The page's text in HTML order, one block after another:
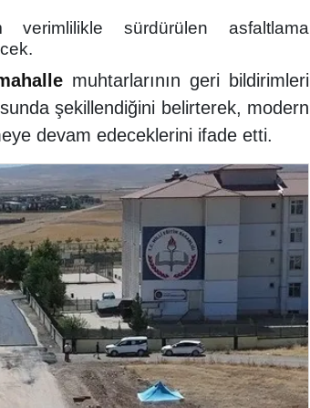
verimlilikle sürdürülen asfaltlama
muhtarlarının geri bildirimleri
şekillendiğini belirterek, modern
devam edeceklerini ifade etti.